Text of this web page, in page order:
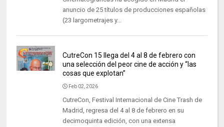
anuncio de 25 títulos de producciones españolas
(23 largometrajes y...
CutreCon 15 llega del 4 al 8 de febrero con
una selección del peor cine de acción y “las
cosas que explotan”
Feb 02, 2026
CutreCon, Festival Internacional de Cine Trash de
Madrid, regresa del 4 al 8 de febrero en su
decimoquinta edición, con una extensa